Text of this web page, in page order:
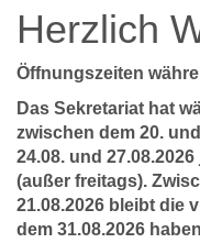
Herzlich
Öffnungszeiten
Das Sekretariat hat
zwischen dem 20.
24.08. und
(außer freitags).
21.08.2026 bleibt die
dem 31.08.2026